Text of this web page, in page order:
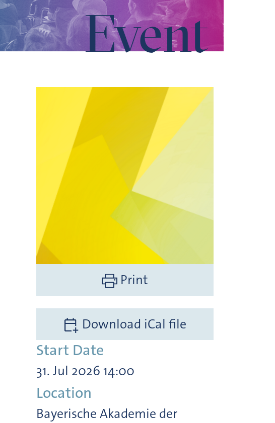
Event
Print
Download iCal file
Start Date
31. Jul 2026 14:00
Location
Bayerische Akademie der